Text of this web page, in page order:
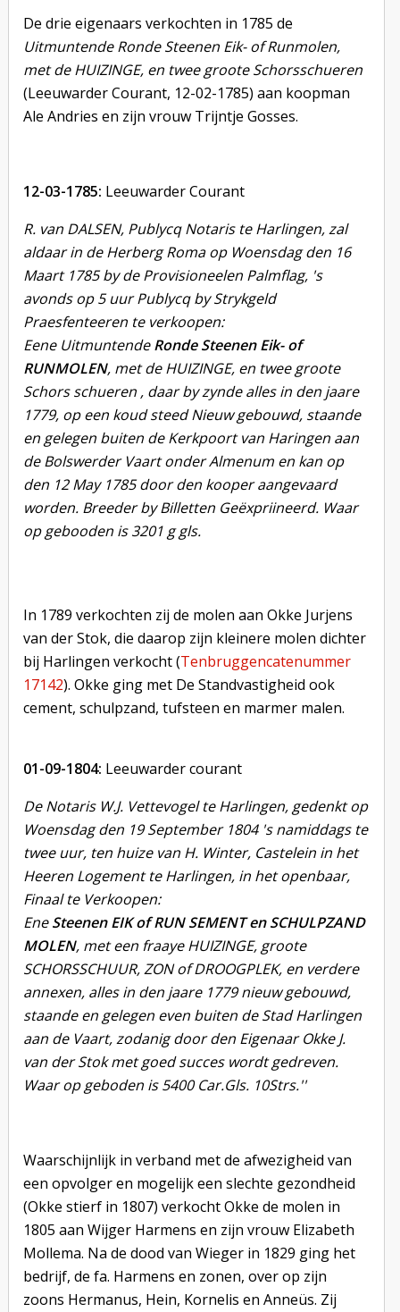
De drie eigenaars verkochten in 1785 de
Uitmuntende Ronde Steenen Eik- of Runmolen,
met de HUIZINGE, en twee groote Schorsschueren
(Leeuwarder Courant, 12-02-1785) aan koopman
Ale Andries en zijn vrouw Trijntje Gosses.
12-03-1785: Leeuwarder Courant
R. van DALSEN, Publycq Notaris te Harlingen, zal
aldaar in de Herberg Roma op Woensdag den 16
Maart 1785 by de Provisioneelen Palmflag, 's
avonds op 5 uur Publycq by Strykgeld
Praesfenteeren te verkoopen:
Eene UitmuntendeRonde Steenen Eik- of
RUNMOLEN, met de HUIZINGE, en twee groote
Schors schueren , daar by zynde alles in den jaare
1779, op een koud steed Nieuw gebouwd, staande
en gelegen buiten de Kerkpoort van Haringen aan
de Bolswerder Vaart onder Almenum en kan op
den 12 May 1785 door den kooper aangevaard
worden. Breeder by Billetten Geëxpriineerd. Waar
op gebooden is 3201 g gls.
In 1789 verkochten zij de molen aan Okke Jurjens
van der Stok, die daarop zijn kleinere molen dichter
bij Harlingen verkocht (Tenbruggencatenummer
17142). Okke ging met De Standvastigheid ook
cement, schulpzand, tufsteen en marmer malen.
01-09-1804: Leeuwarder courant
De Notaris W.J. Vettevogel te Harlingen, gedenkt op
Woensdag den 19 September 1804 's namiddags te
twee uur, ten huize van H. Winter, Castelein in het
Heeren Logement te Harlingen, in het openbaar,
Finaal te Verkoopen:
EneSteenen EIK of RUN SEMENT en SCHULPZAND
MOLEN, met een fraaye HUIZINGE, groote
SCHORSSCHUUR, ZON of DROOGPLEK, en verdere
annexen, alles in den jaare 1779 nieuw gebouwd,
staande en gelegen even buiten de Stad Harlingen
aan de Vaart, zodanig door den Eigenaar Okke J.
van der Stok met goed succes wordt gedreven.
Waar op geboden is 5400 Car.Gls. 10Strs.''
Waarschijnlijk in verband met de afwezigheid van
een opvolger en mogelijk een slechte gezondheid
(Okke stierf in 1807) verkocht Okke de molen in
1805 aan Wijger Harmens en zijn vrouw Elizabeth
Mollema. Na de dood van Wieger in 1829 ging het
bedrijf, de fa. Harmens en zonen, over op zijn
zoons Hermanus, Hein, Kornelis en Anneüs. Zij